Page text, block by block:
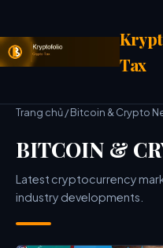
Tax
Trang chủ/ Bitcoin & Crypto
BITCOIN &
Latest cryptocurrency
industry developments.